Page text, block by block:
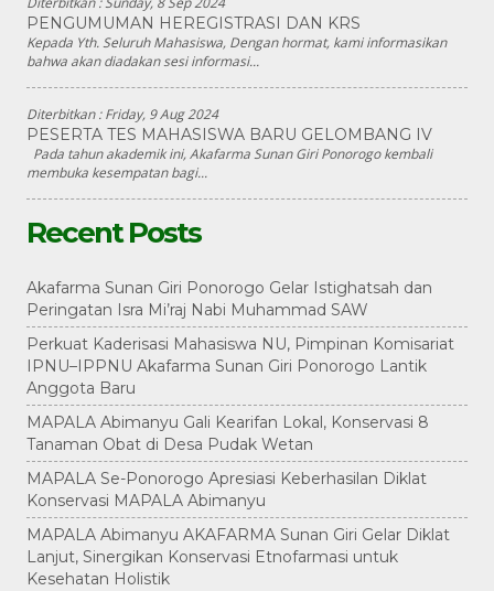
PENGUMUMAN HEREGISTRASI DAN KRS
Kepada Yth. Seluruh Mahasiswa, Dengan hormat, kami informasikan
bahwa akan diadakan sesi informasi...
Diterbitkan :Friday, 9 Aug 2024
PESERTA TES MAHASISWA BARU GELOMBANG IV
Pada tahun akademik ini, Akafarma Sunan Giri Ponorogo kembali
membuka kesempatan bagi...
Recent Posts
Akafarma Sunan Giri Ponorogo Gelar Istighatsah dan
Peringatan Isra Mi’raj Nabi Muhammad SAW
Perkuat Kaderisasi Mahasiswa NU, Pimpinan Komisariat
IPNU–IPPNU Akafarma Sunan Giri Ponorogo Lantik
Anggota Baru
MAPALA Abimanyu Gali Kearifan Lokal, Konservasi 8
Tanaman Obat di Desa Pudak Wetan
MAPALA Se-Ponorogo Apresiasi Keberhasilan Diklat
Konservasi MAPALA Abimanyu
MAPALA Abimanyu AKAFARMA Sunan Giri Gelar Diklat
Lanjut, Sinergikan Konservasi Etnofarmasi untuk
Kesehatan Holistik